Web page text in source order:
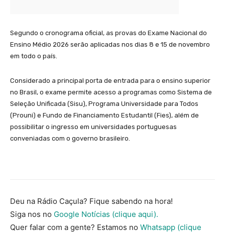
Segundo o cronograma oficial, as provas do Exame Nacional do
Ensino Médio 2026 serão aplicadas nos dias 8 e 15 de novembro
em todo o país.
Considerado a principal porta de entrada para o ensino superior
no Brasil, o exame permite acesso a programas como Sistema de
Seleção Unificada (Sisu), Programa Universidade para Todos
(Prouni) e Fundo de Financiamento Estudantil (Fies), além de
possibilitar o ingresso em universidades portuguesas
conveniadas com o governo brasileiro.
Deu na Rádio Caçula? Fique sabendo na hora!
Siga nos no Google Notícias (clique aqui).
Quer falar com a gente? Estamos no Whatsapp (clique